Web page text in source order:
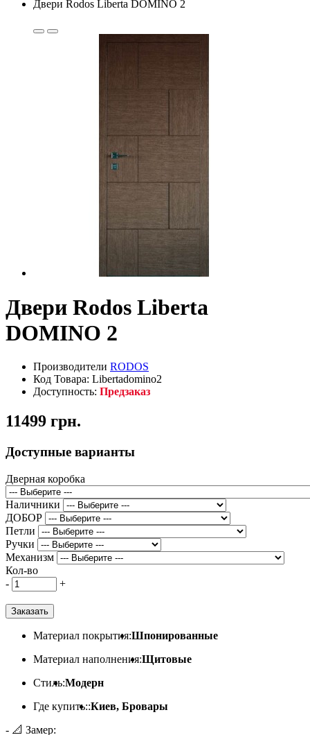
Двери Rodos Liberta DOMINO 2
Двери Rodos Liberta
DOMINO 2
Производители RODOS
Код Товара: Libertadomino2
Доступность: Предзаказ
11499 грн.
Доступные варианты
Дверная коробка
Наличники
ДОБОР
Петли
Ручки
Механизм
Кол-во
-
+
Заказать
Материал покрытия:Шпонированные
Материал наполнения:Щитовые
Стиль:Модерн
Где купить::Киев, Бровары
- 📐 Замер: